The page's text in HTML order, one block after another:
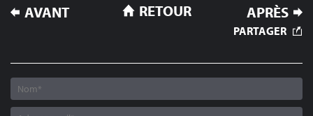
NAVIGATION
DE
AVANT APRÈS
RETOUR
PARTAGER